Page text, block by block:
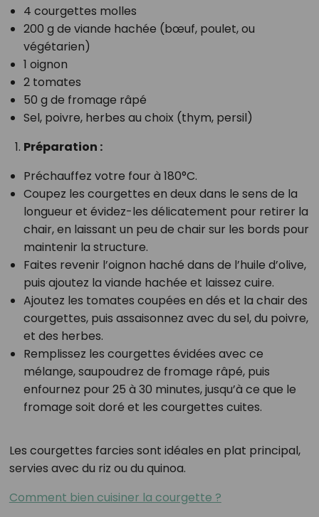
4 courgettes molles
200 g de viande hachée (bœuf, poulet, ou
végétarien)
1 oignon
2 tomates
50 g de fromage râpé
Sel, poivre, herbes au choix (thym, persil)
Préparation :
Préchauffez votre four à 180°C.
Coupez les courgettes en deux dans le sens de la
longueur et évidez-les délicatement pour retirer la
chair, en laissant un peu de chair sur les bords pour
maintenir la structure.
Faites revenir l’oignon haché dans de l’huile d’olive,
puis ajoutez la viande hachée et laissez cuire.
Ajoutez les tomates coupées en dés et la chair des
courgettes, puis assaisonnez avec du sel, du poivre,
et des herbes.
Remplissez les courgettes évidées avec ce
mélange, saupoudrez de fromage râpé, puis
enfournez pour 25 à 30 minutes, jusqu’à ce que le
fromage soit doré et les courgettes cuites.
Les courgettes farcies sont idéales en plat principal,
servies avec du riz ou du quinoa.
Comment bien cuisiner la courgette ?